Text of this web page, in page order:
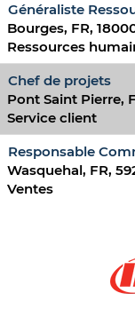
Généraliste
Bourges, FR,
Ressources
Chef de projets
Pont Saint Pierre,
Service client
Responsable
Wasquehal, FR,
Ventes